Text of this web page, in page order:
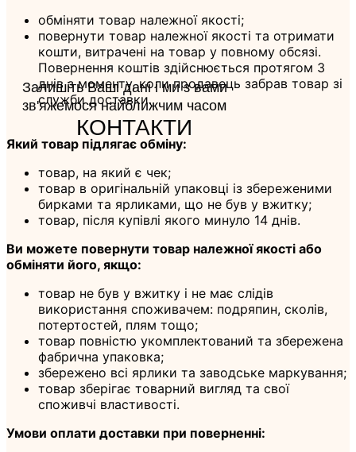
Залишіть Ваші дані і ми з вами
зв'яжемося найближчим часом
КОНТАКТИ
обміняти товар належної якості;
повернути товар належної якості та отримати
кошти, витрачені на товар у повному обсязі.
Повернення коштів здійснюється протягом 3
днів з моменту, коли продавець забрав товар зі
служби доставки.
Який товар підлягає обміну:
товар, на який є чек;
товар в оригінальній упаковці із збереженими
бирками та ярликами, що не був у вжитку;
товар, після купівлі якого минуло 14 днів.
Ви можете повернути товар належної якості або
обміняти його, якщо:
товар не був у вжитку і не має слідів
використання споживачем: подряпин, сколів,
потертостей, плям тощо;
товар повністю укомплектований та збережена
фабрична упаковка;
збережено всі ярлики та заводське маркування;
товар зберігає товарний вигляд та свої
споживчі властивості.
Умови оплати доставки при поверненні: